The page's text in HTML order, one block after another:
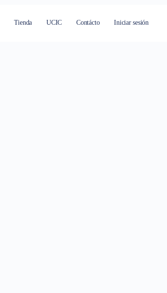
Tienda UCIC Contácto Iniciar sesión